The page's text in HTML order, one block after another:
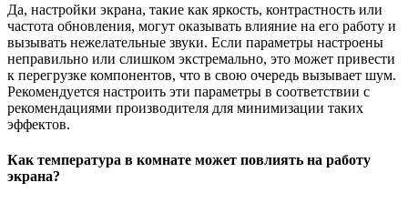
Да, настройки экрана, такие как яркость, контрастность или
частота обновления, могут оказывать влияние на его работу и
вызывать нежелательные звуки. Если параметры настроены
неправильно или слишком экстремально, это может привести
к перегрузке компонентов, что в свою очередь вызывает шум.
Рекомендуется настроить эти параметры в соответствии с
рекомендациями производителя для минимизации таких
эффектов.
Как температура в комнате может повлиять на работу
экрана?